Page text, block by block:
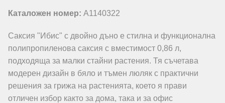
Каталожен номер: A1140322
Саксия "Ибис" с двойно дъно е стилна и функционална
полипропиленова саксия с вместимост 0,86 л,
подходяща за малки стайни растения. Тя съчетава
модерен дизайн в бяло и тъмен люляк с практични
решения за грижа на растенията, което я прави
отличен избор както за дома, така и за офис